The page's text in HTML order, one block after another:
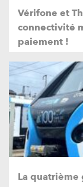
Vérifone et
connectivité
paiement !
La quatrième